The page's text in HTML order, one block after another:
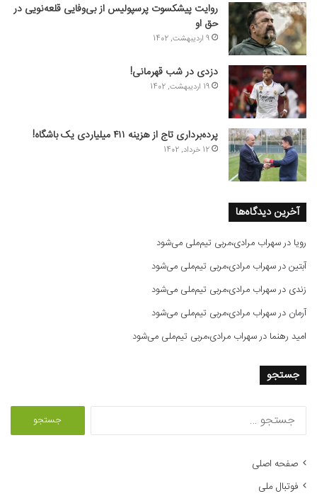
روایت پیشکسوت پرسپولیس از بی‌وفایی قلعه‌نویی در
حق او
9 اردیبهشت, 1402
دزدی در شب قهرمانی!
19 اردیبهشت, 1402
پرده‌برداری تاج از هزینه ۴۱۱ میلیاردی یک باشگاه!
12 خرداد, 1402
آخرین دیدگاه‌ها
رویا درسهراب مرادی،مربی تیم‌ملی می‌شود
آبتیندرسهراب مرادی،مربی تیم‌ملی می‌شود
زندی درسهراب مرادی،مربی تیم‌ملی می‌شود
آرمان درسهراب مرادی،مربی تیم‌ملی می‌شود
امید رهنما درسهراب مرادی،مربی تیم‌ملی می‌شود
جستجو
صفحه اصلی
فوتبال ملی